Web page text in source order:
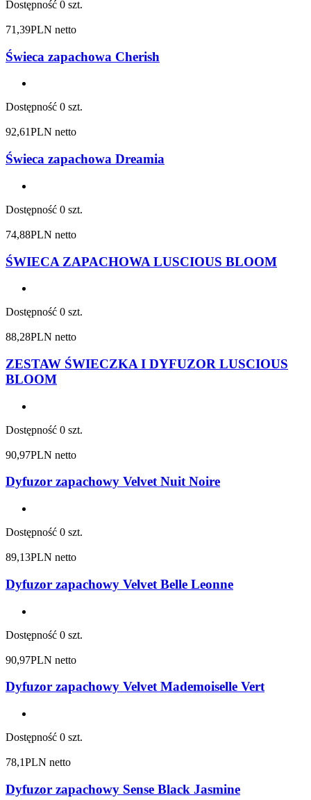
Dostępność 0 szt.
71,39PLN netto
Świeca zapachowa Cherish
Dostępność 0 szt.
92,61PLN netto
Świeca zapachowa Dreamia
Dostępność 0 szt.
74,88PLN netto
ŚWIECA ZAPACHOWA LUSCIOUS BLOOM
Dostępność 0 szt.
88,28PLN netto
ZESTAW ŚWIECZKA I DYFUZOR LUSCIOUS
BLOOM
Dostępność 0 szt.
90,97PLN netto
Dyfuzor zapachowy Velvet Nuit Noire
Dostępność 0 szt.
89,13PLN netto
Dyfuzor zapachowy Velvet Belle Leonne
Dostępność 0 szt.
90,97PLN netto
Dyfuzor zapachowy Velvet Mademoiselle Vert
Dostępność 0 szt.
78,1PLN netto
Dyfuzor zapachowy Sense Black Jasmine